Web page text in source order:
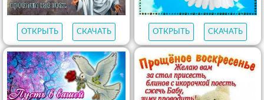
ОТКРЫТЬ СКАЧАТЬ ОТКРЫТЬ СКАЧАТЬ